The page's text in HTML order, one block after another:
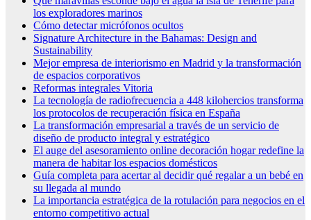
los exploradores marinos
Cómo detectar micrófonos ocultos
Signature Architecture in the Bahamas: Design and
Sustainability
Mejor empresa de interiorismo en Madrid y la transformación
de espacios corporativos
Reformas integrales Vitoria
La tecnología de radiofrecuencia a 448 kilohercios transforma
los protocolos de recuperación física en España
La transformación empresarial a través de un servicio de
diseño de producto integral y estratégico
El auge del asesoramiento online decoración hogar redefine la
manera de habitar los espacios domésticos
Guía completa para acertar al decidir qué regalar a un bebé en
su llegada al mundo
La importancia estratégica de la rotulación para negocios en el
entorno competitivo actual